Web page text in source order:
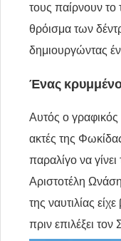
τους παίρνουν το
θρόισμα των
δημιουργώντας
Ένας
Αυτός ο γραφικός
ακτές της
παραλίγο να
Αριστοτέλη
της ναυτιλίας
πριν επιλέξει τον